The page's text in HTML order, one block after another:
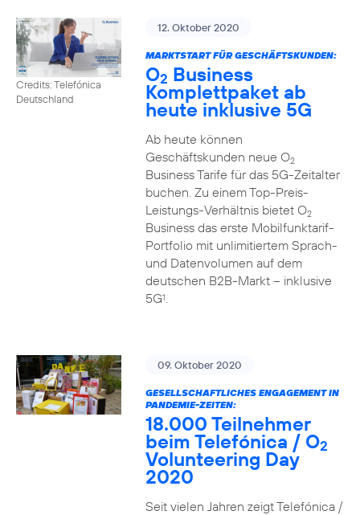
Credits: Telefónica
Deutschland
12. Oktober 2020
MARKTSTART FÜR GESCHÄFTSKUNDEN:
O2 Business
Komplettpaket ab
heute inklusive 5G
Ab heute können
Geschäftskunden neue O2
Business Tarife für das 5G-Zeitalter
buchen. Zu einem Top-Preis-
Leistungs-Verhältnis bietet O2
Business das erste Mobilfunktarif-
Portfolio mit unlimitiertem Sprach-
und Datenvolumen auf dem
deutschen B2B-Markt – inklusive
5G1.
09. Oktober 2020
GESELLSCHAFTLICHES ENGAGEMENT IN
PANDEMIE-ZEITEN:
18.000 Teilnehmer
beim Telefónica / O2
Volunteering Day
2020
Seit vielen Jahren zeigt Telefónica /